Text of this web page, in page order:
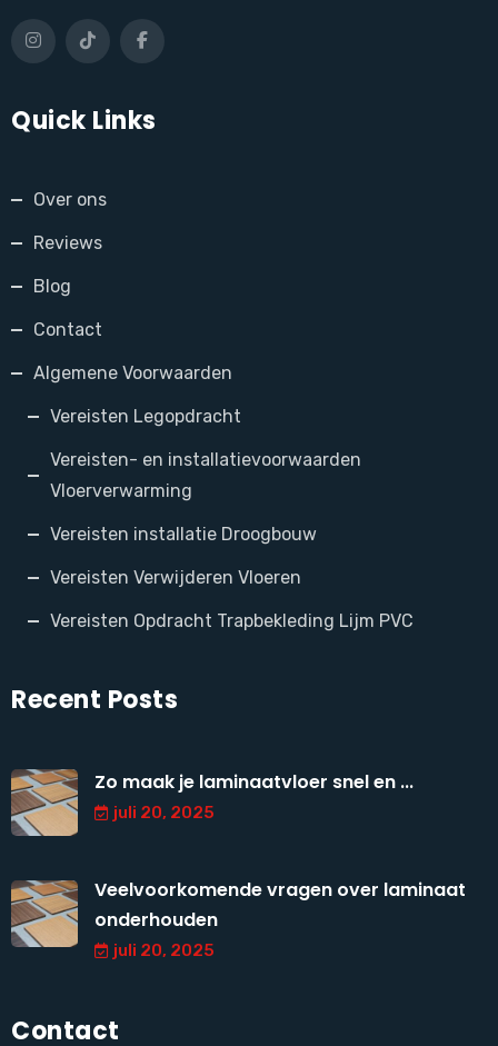
Quick Links
Over ons
Reviews
Blog
Contact
Algemene Voorwaarden
Vereisten Legopdracht
Vereisten- en installatievoorwaarden
Vloerverwarming
Vereisten installatie Droogbouw
Vereisten Verwijderen Vloeren
Vereisten Opdracht Trapbekleding Lijm PVC
Recent Posts
Zo maak je laminaatvloer snel en ...
juli 20, 2025
Veelvoorkomende vragen over laminaat
onderhouden
juli 20, 2025
Contact